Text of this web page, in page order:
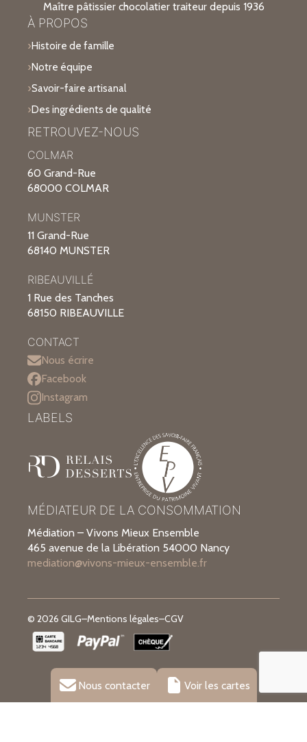
Nous contacter Voir les cartes
Maître pâtissier chocolatier traiteur depuis 1936
À PROPOS
Histoire de famille
Notre équipe
Savoir-faire artisanal
Des ingrédients de qualité
RETROUVEZ-NOUS
COLMAR
60 Grand-Rue
68000 COLMAR
MUNSTER
11 Grand-Rue
68140 MUNSTER
RIBEAUVILLÉ
1 Rue des Tanches
68150 RIBEAUVILLE
CONTACT
Nous écrire
Facebook
Instagram
MÉDIATEUR DE LA CONSOMMATION
Médiation – Vivons Mieux Ensemble
465 avenue de la Libération 54000 Nancy
mediation@vivons-mieux-ensemble.fr
LABELS
© 2026 GILG–Mentions légales–CGV